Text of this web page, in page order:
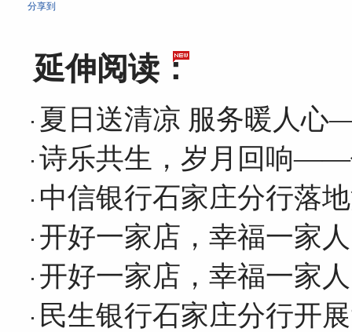
分享到
延伸阅读：
夏日送清凉 服务暖人
诗乐共生，岁月回响——
中信银行石家庄分行落
开好一家店，幸福一家
开好一家店，幸福一家
民生银行石家庄分行开